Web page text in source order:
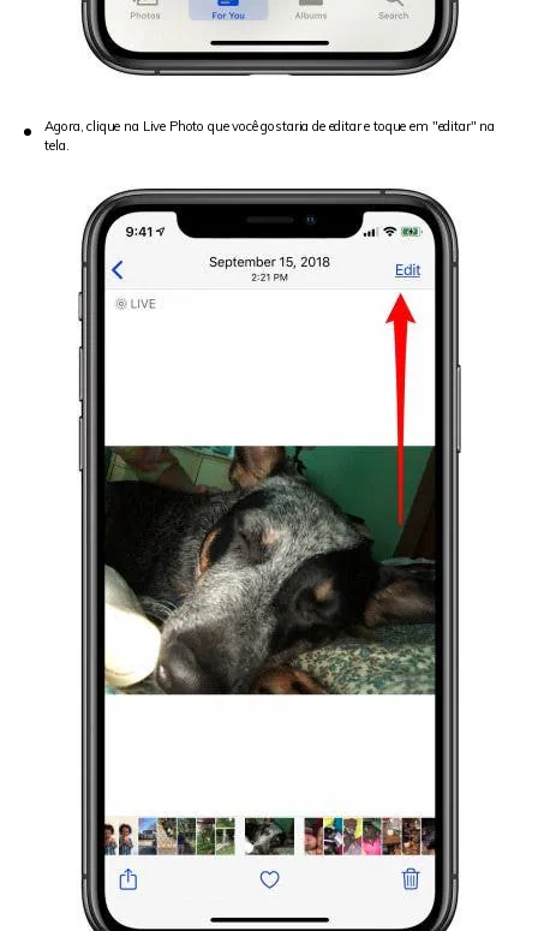
Agora, clique na Live Photo que você gostaria de editar e toque em "editar" na
tela.